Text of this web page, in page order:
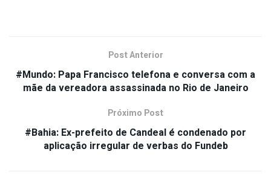
Post Anterior
#Mundo: Papa Francisco telefona e conversa com a
mãe da vereadora assassinada no Rio de Janeiro
Próximo Post
#Bahia: Ex-prefeito de Candeal é condenado por
aplicação irregular de verbas do Fundeb